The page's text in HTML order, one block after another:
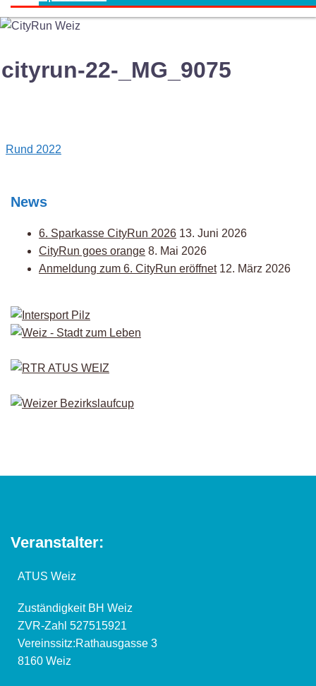
cityrun-22-_MG_9075
Post
Rund 2022
News
6. Sparkasse CityRun 2026 13. Juni 2026
CityRun goes orange 8. Mai 2026
Anmeldung zum 6. CityRun eröffnet 12. März 2026
Veranstalter:
ATUS Weiz
Zuständigkeit BH Weiz
ZVR-Zahl 527515921
Vereinssitz:Rathausgasse 3
8160 Weiz